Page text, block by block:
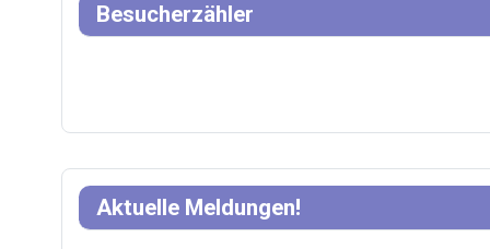
Aktuelle Meldungen!
Besucherzähler